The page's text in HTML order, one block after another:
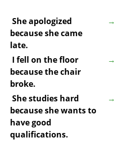
She apologized
because she came
late.
I fell on the floor
because the chair
broke.
She studies hard
because she wants to
have good
qualifications.